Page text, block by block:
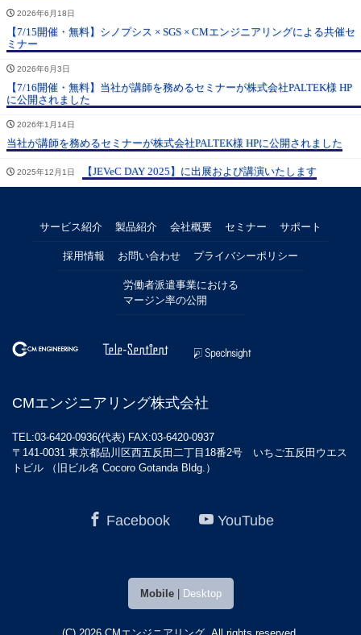
2026年6月18日
【7/15開催・無料】シノプシス × SGS × CMエンジニアリングによる共催セ
ミナー
2026年6月3日
【7/16開催・無料】当社が講師を務めるセミナーが株式会社PALTEK様 HP
に公開されました
2026年1月14日
当社が講師を務めるセミナーが株式会社PALTEK様 HPに公開されました
2025年12月1日 【JEVeC DAY 2025】に出展および講演いたします
サービス紹介 製品紹介 会社概要 セミナー サポート
採用情報 お問い合わせ プライバシーポリシー
労働者派遣事業における
マージン率の公開
CMエンジニアリング株式会社
TEL:03-6420-0936(代表) FAX:03-6420-0937
〒141-0031 東京都品川区西五反田二丁目18番2号 いちご五反田ウエス
トビル （旧ビル名 Cocoro Gotanda Bldg.）
Facebook YouTube
Mobile| Desktop